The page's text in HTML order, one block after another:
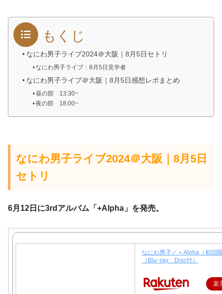
もくじ
なにわ男子ライブ2024＠大阪｜8月5日セトリ
なにわ男子ライブ：8月5日見学者
なにわ男子ライブ＠大阪｜8月5日感想レポまとめ
昼の部 13:30~
夜の部 18:00~
なにわ男子ライブ2024＠大阪｜8月5日
セトリ
6月12日に3rdアルバム「+Alpha」を発売。
なにわ男子／＋Alpha（初回
（Blu−ray Disc付）
楽